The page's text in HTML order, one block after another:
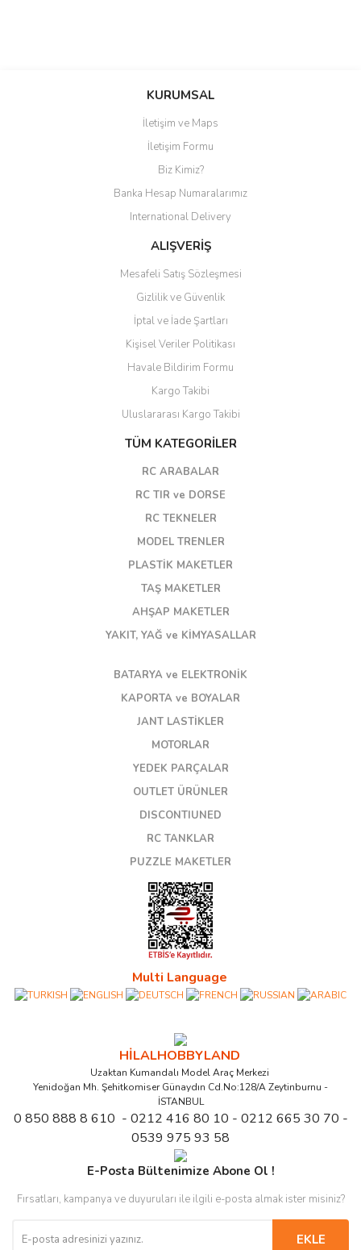
Yorum Yaz
KURUMSAL
İletişim ve Maps
İletişim Formu
Biz Kimiz?
Banka Hesap Numaralarımız
International Delivery
ALIŞVERİŞ
Mesafeli Satış Sözleşmesi
Gizlilik ve Güvenlik
İptal ve İade Şartları
Kişisel Veriler Politikası
Havale Bildirim Formu
Kargo Takibi
Uluslararası Kargo Takibi
TÜM KATEGORİLER
RC ARABALAR
RC TIR ve DORSE
RC TEKNELER
MODEL TRENLER
PLASTİK MAKETLER
TAŞ MAKETLER
AHŞAP MAKETLER
YAKIT, YAĞ ve KİMYASALLAR
BATARYA ve ELEKTRONİK
KAPORTA ve BOYALAR
JANT LASTİKLER
MOTORLAR
YEDEK PARÇALAR
OUTLET ÜRÜNLER
DISCONTIUNED
RC TANKLAR
PUZZLE MAKETLER
Multi Language
HİLALHOBBYLAND
Uzaktan Kumandalı Model Araç Merkezi
Yenidoğan Mh. Şehitkomiser Günaydın Cd.No:128/A Zeytinburnu -
İSTANBUL
0 850 888 8 610 - 0212 416 80 10 - 0212 665 30 70 -
0539 975 93 58
E-Posta Bültenimize Abone Ol !
Fırsatları, kampanya ve duyuruları ile ilgili e-posta almak ister misiniz?
EKLE